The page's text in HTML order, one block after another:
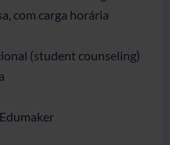
com carga horária
(student counseling)